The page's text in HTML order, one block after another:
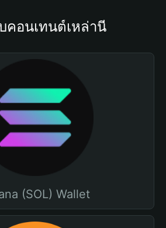
อนเทนต์เหล่านี้
(SOL) Wallet